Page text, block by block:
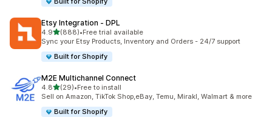
Etsy Integration ‑ DPL
4.9滿分 5 顆星
(888)
共有 888 則評價
•Free trial available
Sync your Etsy Products, Inventory and Orders - 24/7 support
Built for Shopify
M2E Multichannel Connect
4.8滿分 5 顆星
(29)
共有 29 則評價
•Free to install
Sell on Amazon, TikTok Shop,eBay, Temu, Mirakl, Walmart & more
Built for Shopify